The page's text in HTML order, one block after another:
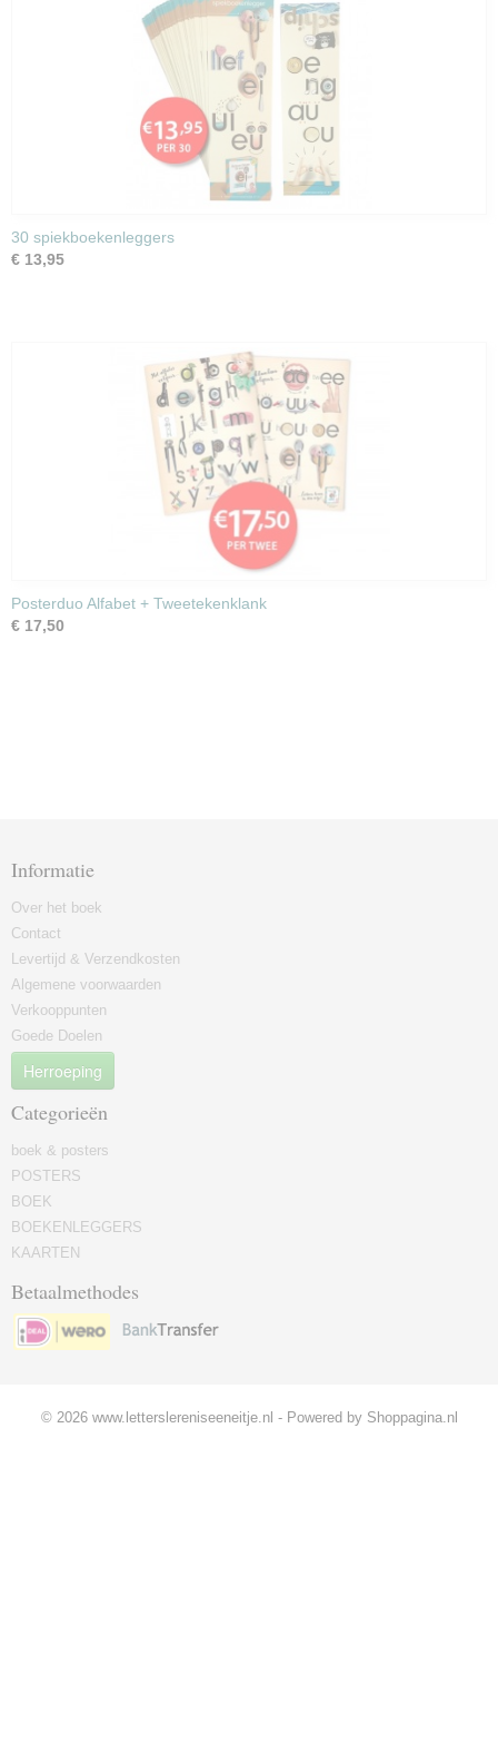
30 spiekboekenleggers
€ 13,95
Posterduo Alfabet + Tweetekenklank
€ 17,50
Informatie
Over het boek
Contact
Levertijd & Verzendkosten
Algemene voorwaarden
Verkooppunten
Goede Doelen
Herroeping
Categorieën
boek & posters
POSTERS
BOEK
BOEKENLEGGERS
KAARTEN
Betaalmethodes
© 2026 www.letterslereniseeneitje.nl - Powered by Shoppagina.nl